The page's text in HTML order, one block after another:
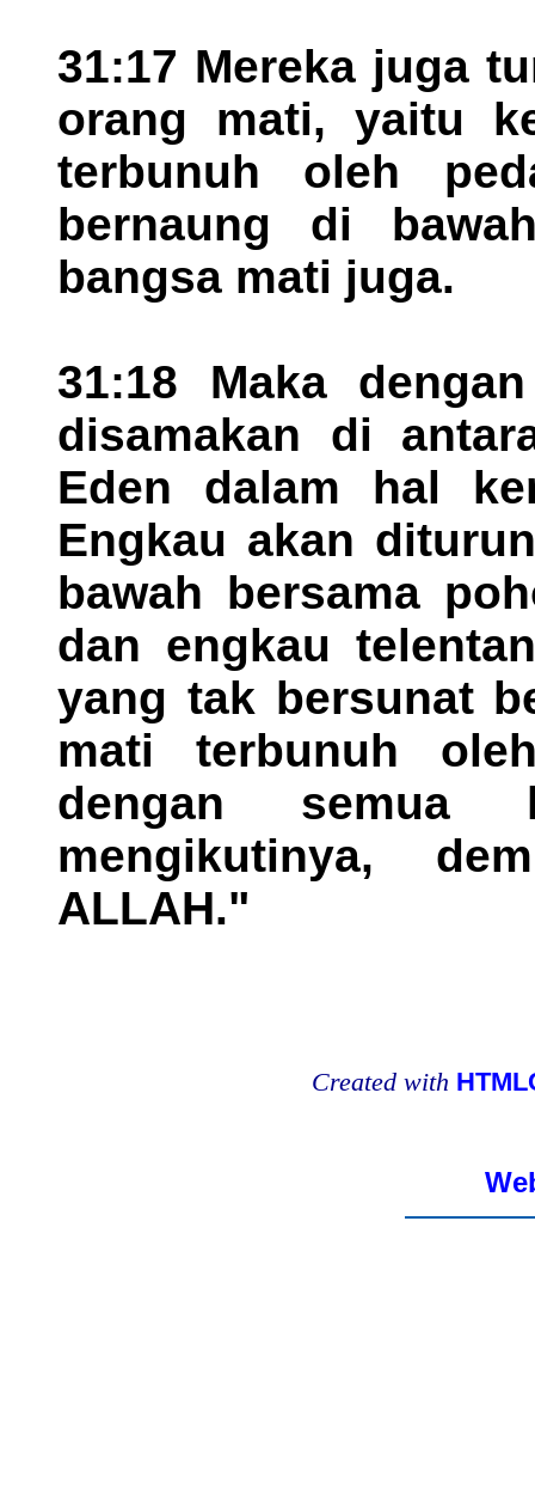
31:17 Mereka juga
orang mati, yaitu
terbunuh oleh
bernaung di
bangsa mati juga.
31:18 Maka
disamakan di
Eden dalam hal
Engkau akan
bawah bersama
dan engkau
yang tak bersunat
mati terbunuh
dengan semua
mengikutinya,
ALLAH."
Created with